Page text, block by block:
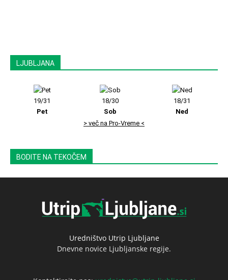
LJUBLJANA
19/31
Pet
18/30
Sob
18/31
Ned
> več na Pro-Vreme <
BODITE NA TEKOČEM
Uredništvo Utrip Ljubljane
Dnevne novice Ljubljanske regije.